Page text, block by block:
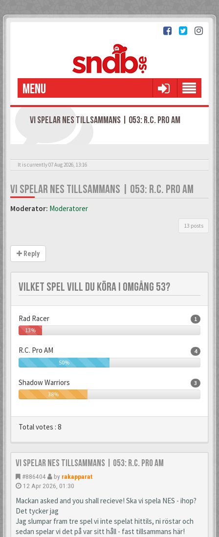
MENU
VI SPELAR NES TILLSAMMANS | 053: R.C. PRO AM
It is currently 07 Aug 2026, 13:16
VI SPELAR NES TILLSAMMANS | 053: R.C. PRO AM
Moderator: Moderatorer
13 posts
Reply
VILKET SPEL VILL DU KÖRA I OMGÅNG 53?
Rad Racer
1
13%
R.C. Pro AM
4
50%
Shadow Warriors
3
38%
Total votes : 8
Vi spelar NES tillsammans | 053: R.C. Pro AM
#886404 by rakapparat
12 Apr 2026, 01:30
Mackan asked and you shall recieve! Ska vi spela NES - ihop?
Det tycker jag
Jag slumpar fram tre spel vi inte spelat hittils, ni röstar och
sedan spelar vi det på var sitt håll - fast tillsammans här!